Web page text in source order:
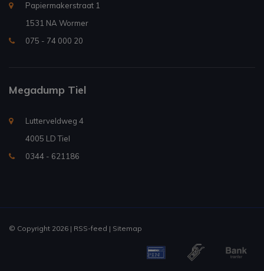
Papiermakerstraat 1
1531 NA Wormer
075 - 74 000 20
Megadump Tiel
Lutterveldweg 4
4005 LD Tiel
0344 - 621186
© Copyright 2026 | RSS-feed | Sitemap